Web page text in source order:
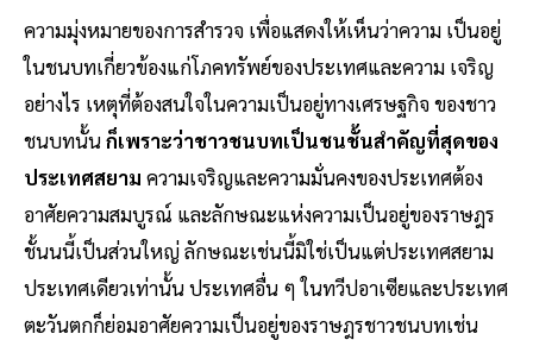
ความมุ่งหมายของการสํารวจ เพื่อแสดงให้เห็นว่าความ เป็นอยู่
ในชนบทเกี่ยวข้องแก่โภคทรัพย์ของประเทศและความ เจริญ
อย่างไร เหตุที่ต้องสนใจในความเป็นอยู่ทางเศรษฐกิจ ของชาว
ชนบทนั้นก็เพราะว่าชาวชนบทเป็นชนชั้นสําคัญที่สุดของ
ประเทศสยาม ความเจริญและความมั่นคงของประเทศต้อง
อาศัยความสมบูรณ์ และลักษณะแห่งความเป็นอยู่ของราษฎร
ชั้นนนี้เป็นส่วนใหญ่ ลักษณะเช่นนี้มิใช่เป็นแต่ประเทศสยาม
ประเทศเดียวเท่านั้น ประเทศอื่น ๆ ในทวีปอาเซียและประเทศ
ตะวันตกก็ย่อมอาศัยความเป็นอยู่ของราษฎรชาวชนบทเช่น